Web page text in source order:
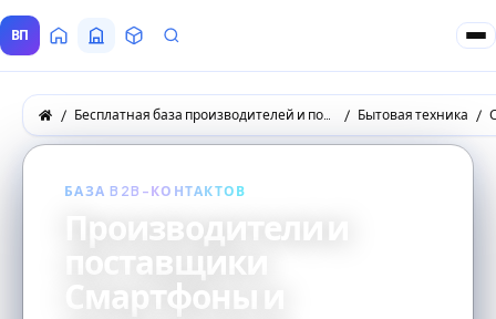
ВП ГлавнаяВсе Поставщики
ТоварыЗапросы покупателей
Бесплатная база производителей и поставщиков товаров оптом Бытовая техника
БАЗА B2B-КОНТАКТОВ
Производители и
поставщики
Смартфоны и